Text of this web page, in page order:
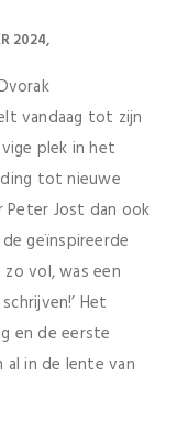
2024
vandaag tot zijn
plek in het
tot nieuwe
Peter Jost dan ook
geïnspireerde
vol, was een
Het
en de eerste
in de lente van